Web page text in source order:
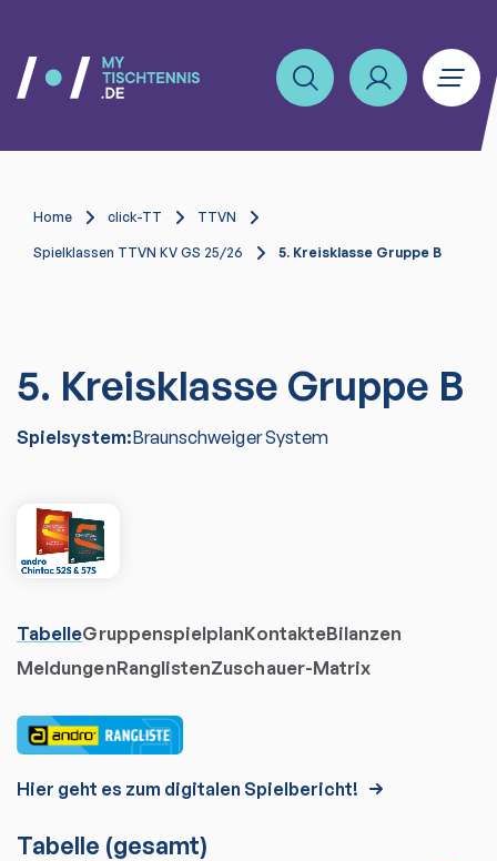
Home click-TT TTVN
Spielklassen TTVN KV GS 25/26 5. Kreisklasse Gruppe B
5. Kreisklasse Gruppe B
Spielsystem:Braunschweiger System
TabelleGruppenspielplanKontakteBilanzen
MeldungenRanglistenZuschauer-Matrix
Hier geht es zum digitalen Spielbericht!
Tabelle (gesamt)